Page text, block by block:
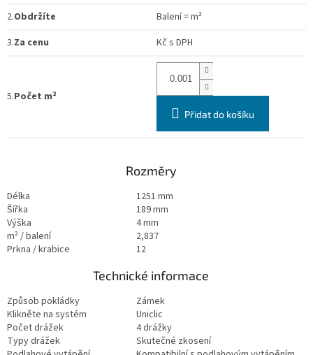
2.Obdržíte Balení=m²
3.Za cenu Kč s DPH
5.Počet m²
Přidat do košíku
Rozměry
Délka
1251 mm
Šířka
189 mm
Výška
4 mm
m² / balení
2,837
Prkna / krabice
12
Technické informace
Způsob pokládky
Zámek
Klikněte na systém
Uniclic
Počet drážek
4 drážky
Typy drážek
Skutečné zkosení